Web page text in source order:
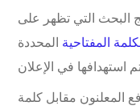
البحث التي تظهر على
المفتاحية المحددة
المعلنون مقابل كلمة